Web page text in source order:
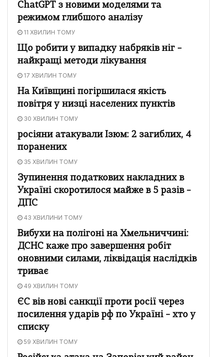
ChatGPT з новими моделями та
режимом глибшого аналізу
11 ХВИЛИН ТОМУ
Що робити у випадку набряків ніг –
найкращі методи лікування
17 ХВИЛИН ТОМУ
На Київщині погіршилася якість
повітря у низці населених пунктів
30 ХВИЛИН ТОМУ
росіяни атакували Ізюм: 2 загиблих, 4
поранених
35 ХВИЛИН ТОМУ
Зупинення податкових накладних в
Україні скоротилося майже в 5 разів –
ДПС
43 ХВИЛИНИ ТОМУ
Вибухи на полігоні на Хмельниччині:
ДСНС каже про завершення робіт
оновними силами, ліквідація наслідків
триває
49 ХВИЛИН ТОМУ
ЄС вів нові санкції проти росії через
посилення ударів рф по Україні – хто у
списку
59 ХВИЛИН ТОМУ